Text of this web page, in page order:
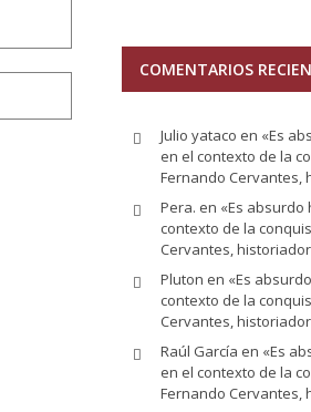
COMENTARIOS
Julio yataco en «Es
en el contexto de la
Fernando Cervantes,
Pera. en «Es absurdo
contexto de la
Cervantes,
Pluton en «Es
contexto de la
Cervantes,
Raúl García en «Es
en el contexto de la
Fernando Cervantes,